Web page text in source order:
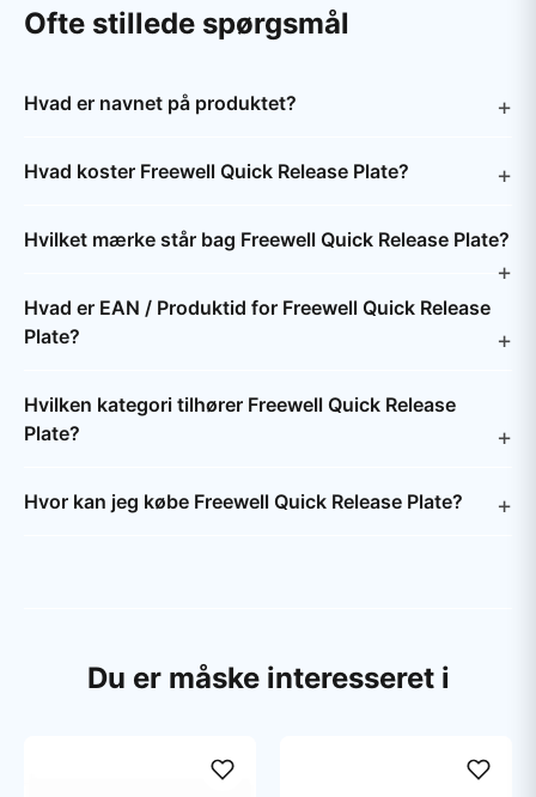
Ofte stillede spørgsmål
Hvad er navnet på produktet?
Hvad koster Freewell Quick Release Plate?
Hvilket mærke står bag Freewell Quick Release Plate?
Hvad er EAN / Produktid for Freewell Quick Release
Plate?
Hvilken kategori tilhører Freewell Quick Release
Plate?
Hvor kan jeg købe Freewell Quick Release Plate?
Du er måske interesseret i